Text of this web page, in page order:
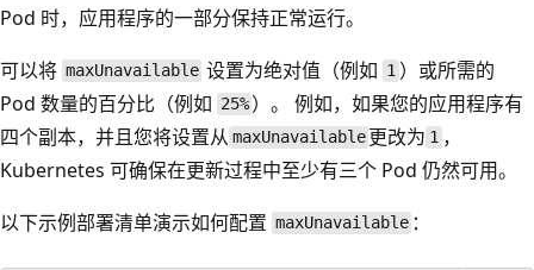
Pod 时，应用程序的一部分保持正常运行。
可以将 maxUnavailable 设置为绝对值（例如 1）或所需的
Pod 数量的百分比（例如 25% ）。 例如，如果您的应用程序有
四个副本，并且您将设置从 maxUnavailable 更改为 1，
Kubernetes 可确保在更新过程中至少有三个 Pod 仍然可用。
以下示例部署清单演示如何配置 maxUnavailable ：